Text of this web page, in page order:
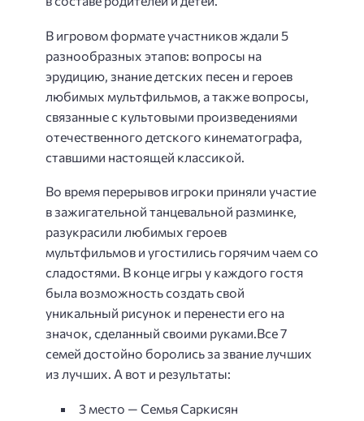
В игровом формате участников ждали 5
разнообразных этапов: вопросы на
эрудицию, знание детских песен и героев
любимых мультфильмов, а также вопросы,
связанные с культовыми произведениями
отечественного детского кинематографа,
ставшими настоящей классикой.
Во время перерывов игроки приняли участие
в зажигательной танцевальной разминке,
разукрасили любимых героев
мультфильмов и угостились горячим чаем со
сладостями. В конце игры у каждого гостя
была возможность создать свой
уникальный рисунок и перенести его на
значок, сделанный своими руками.Все 7
семей достойно боролись за звание лучших
из лучших. А вот и результаты:
3 место — Семья Саркисян